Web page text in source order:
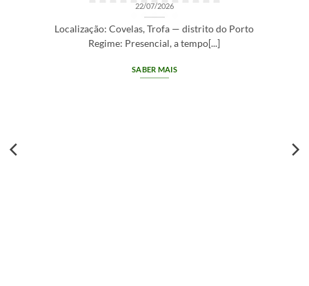
22/07/2026
Localização: Covelas, Trofa — distrito do Porto
Regime: Presencial, a tempo[...]
SABER MAIS